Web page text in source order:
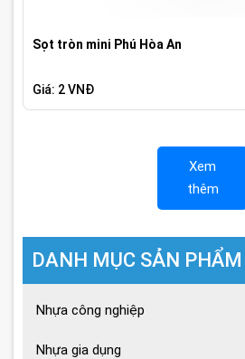
Sọt tròn mini Phú Hòa An
Giá: 2 VNĐ
Xem
thêm
DANH MỤC SẢN PHẨM
Nhựa công nghiệp
Nhựa gia dụng